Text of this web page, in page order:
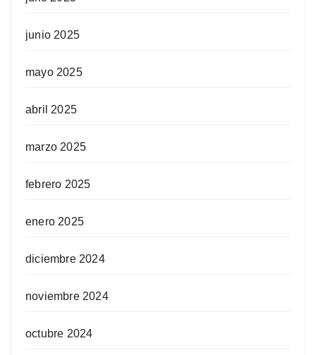
junio 2025
mayo 2025
abril 2025
marzo 2025
febrero 2025
enero 2025
diciembre 2024
noviembre 2024
octubre 2024